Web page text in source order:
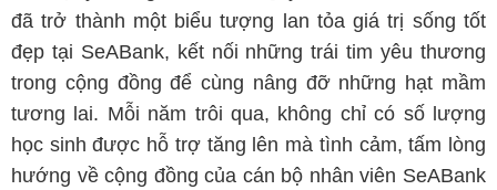
đã trở thành một biểu tượng lan tỏa giá trị sống tốt
đẹp tại SeABank, kết nối những trái tim yêu thương
trong cộng đồng để cùng nâng đỡ những hạt mầm
tương lai. Mỗi năm trôi qua, không chỉ có số lượng
học sinh được hỗ trợ tăng lên mà tình cảm, tấm lòng
hướng về cộng đồng của cán bộ nhân viên SeABank